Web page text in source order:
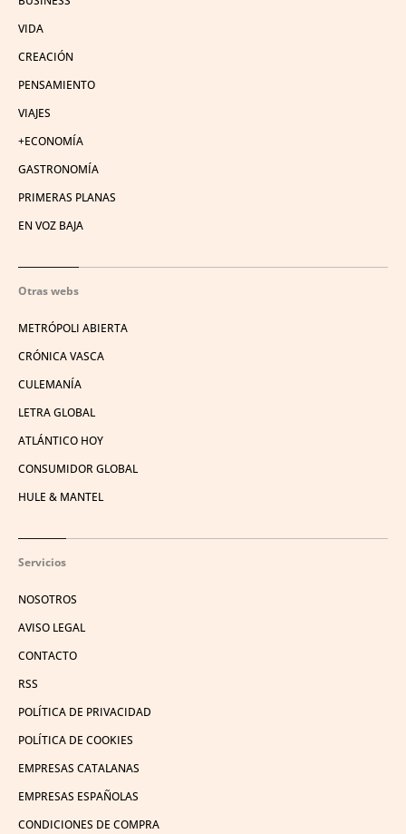
VIDA
CREACIÓN
PENSAMIENTO
VIAJES
+ECONOMÍA
GASTRONOMÍA
PRIMERAS PLANAS
EN VOZ BAJA
Otras webs
METRÓPOLI ABIERTA
CRÓNICA VASCA
CULEMANÍA
LETRA GLOBAL
ATLÁNTICO HOY
CONSUMIDOR GLOBAL
HULE & MANTEL
Servicios
NOSOTROS
AVISO LEGAL
CONTACTO
RSS
POLÍTICA DE PRIVACIDAD
POLÍTICA DE COOKIES
EMPRESAS CATALANAS
EMPRESAS ESPAÑOLAS
CONDICIONES DE COMPRA